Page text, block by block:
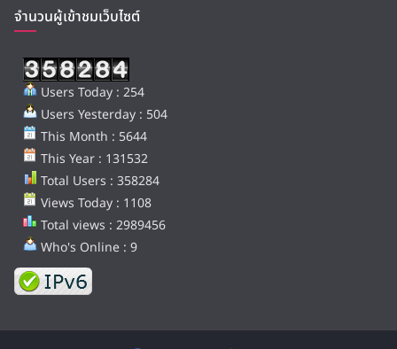
จำนวนผู้เข้าชมเว็บไซต์
Users Today : 254
Users Yesterday : 504
This Month : 5644
This Year : 131532
Total Users : 358284
Views Today : 1108
Total views : 2989456
Who's Online : 9